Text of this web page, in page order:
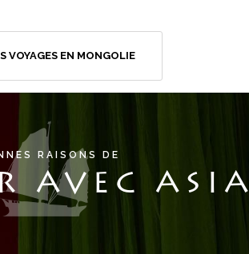
VOYAGES EN MONGOLIE
RAISONS DE
AVEC ASIA